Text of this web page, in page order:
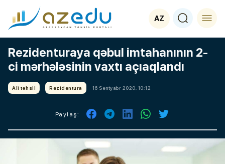
AZ
Rezidenturaya qəbul imtahanının 2-
ci mərhələsinin vaxtı açıaqlandı
Ali təhsil Rezidentura 16 Sentyabr 2020, 10:12
Paylaş: